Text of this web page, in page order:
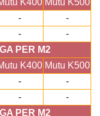
K400 Mutu K500
-
-
- -
PER M2
K400 Mutu K500
-
-
- -
PER M2